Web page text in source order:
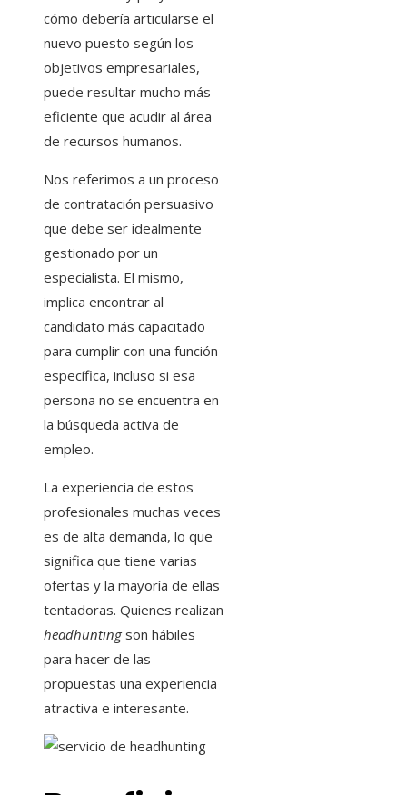
cómo debería articularse el
nuevo puesto según los
objetivos empresariales,
puede resultar mucho más
eficiente que acudir al área
de recursos humanos.
Nos referimos a un proceso
de contratación persuasivo
que debe ser idealmente
gestionado por un
especialista. El mismo,
implica encontrar al
candidato más capacitado
para cumplir con una función
específica, incluso si esa
persona no se encuentra en
la búsqueda activa de
empleo.
La experiencia de estos
profesionales muchas veces
es de alta demanda, lo que
significa que tiene varias
ofertas y la mayoría de ellas
tentadoras. Quienes realizan
headhuntingson hábiles
para hacer de las
propuestas una experiencia
atractiva e interesante.